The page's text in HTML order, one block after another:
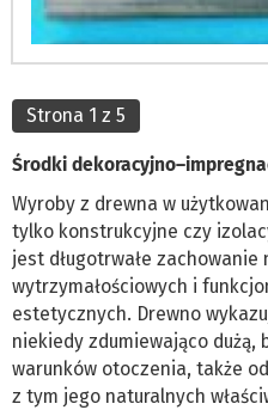
Strona 1 z 5
Środki
Wyroby z drewna w
tylko konstrukcyjne czy
jest długotrwałe zachowanie
wytrzymałościowych i
estetycznych. Drewno
niekiedy zdumiewająco dużą,
warunków otoczenia, także
z tym jego naturalnych